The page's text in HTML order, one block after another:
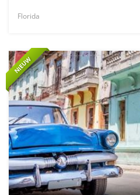
Florida
NIEUW